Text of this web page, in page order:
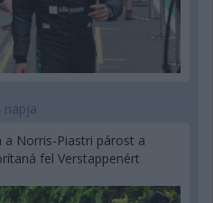
napja
a Norris-Piastri párost a
fel Verstappenért